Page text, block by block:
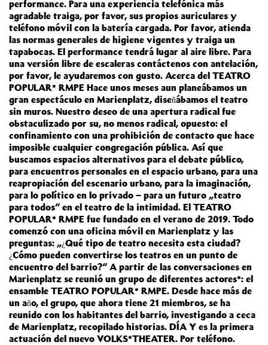
performance. Para una experiencia telefónica más
agradable traiga, por favor, sus propios auriculares y
teléfono móvil con la batería cargada. Por favor, atienda
las normas generales de higiene vigentes y traiga un
tapabocas. El performance tendrá lugar al aire libre. Para
una versión libre de escaleras contáctenos con antelación,
por favor, le ayudaremos con gusto. Acerca del TEATRO
POPULAR* RMPE Hace unos meses aun planeábamos un
gran espectáculo en Marienplatz, diseñábamos el teatro
sin muros. Nuestro deseo de una apertura radical fue
obstaculizado por su, no menos radical, opuesto: el
confinamiento con una prohibición de contacto que hace
imposible cualquier congregación pública. Así que
buscamos espacios alternativos para el debate público,
para encuentros personales en el espacio urbano, para una
reapropiación del escenario urbano, para la imaginación,
para lo político en lo privado – para un futuro „teatro
para todos“ en el teatro de la intimidad. El TEATRO
POPULAR* RMPE fue fundado en el verano de 2019. Todo
comenzó con una oficina móvil en Marienplatz y las
preguntas: „¿Qué tipo de teatro necesita esta ciudad?
¿Cómo pueden convertirse los teatros en un punto de
encuentro del barrio?“ A partir de las conversaciones en
Marienplatz se reunió un grupo de diferentes actores*: el
ensamble TEATRO POPULAR* RMPE. Desde hace más de
un año, el grupo, que ahora tiene 21 miembros, se ha
reunido con los habitantes del barrio, investigando a ceca
de Marienplatz, recopilado historias. DÍA Y es la primera
actuación del nuevo VOLKS*THEATER. Por teléfono.